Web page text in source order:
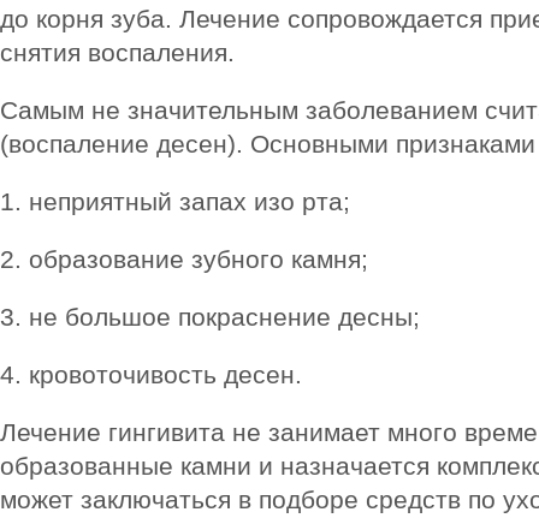
до корня зуба. Лечение сопровождается
снятия воспаления.
Самым не значительным заболеванием
(воспаление десен). Основными признаками
1. неприятный запах изо рта;
2. образование зубного камня;
3. не большое покраснение десны;
4. кровоточивость десен.
Лечение гингивита не занимает много
образованные камни и назначается
может заключаться в подборе средств по